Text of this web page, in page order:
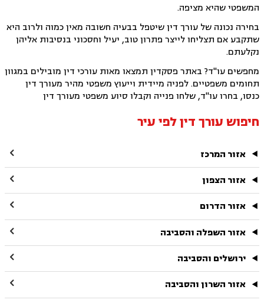
המשפטי שהיא מציפה.
בחירה נכונה של עורך דין שיטפל בבעיה חשובה מאין כמוה ולרוב היא
שתקבע אם תצליחו לייצר פתרון טוב, יעיל וחסכוני בנסיבות אליהן
נקלעתם.
מחפשים עו"ד? באתר פסקדין תמצאו מאות עורכי דין מובילים במגוון
תחומים משפטיים. לפניה מיידית וייעוץ משפטי מהיר מעורך דין
כנסו, בחרו עו"ד, שלחו פנייה וקבלו סיוע משפטי מעורך דין
חיפוש עורך דין לפי עיר
אזור המרכז 
אזור הצפון 
אזור הדרום 
אזור השפלה והסביבה 
ירושלים והסביבה 
אזור השרון והסביבה 